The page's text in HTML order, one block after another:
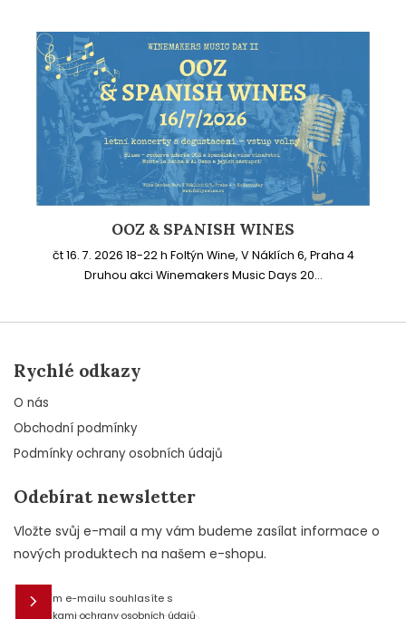
OOZ & SPANISH WINES
čt 16. 7. 2026 18-22 h Foltýn Wine, V Náklích 6, Praha 4
Druhou akci Winemakers Music Days 20...
Rychlé odkazy
O nás
Obchodní podmínky
Podmínky ochrany osobních údajů
Odebírat newsletter
Vložte svůj e-mail a my vám budeme zasílat informace o
nových produktech na našem e-shopu.
E-mail
Vložením e-mailu souhlasíte s
podmínkami ochrany osobních údajů